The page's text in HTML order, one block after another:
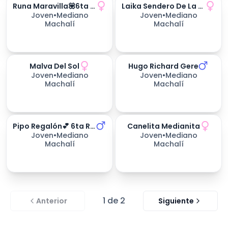
Runa Maravilla💟6ta Región
Joven•Mediano
Machalí
169días esperando Laika Sendero De La Vida
Joven•Mediano
Machalí
días esperando
Malva Del Sol
Joven•Mediano
Machalí
233días esperando
Hugo Richard Gere
Joven•Mediano
Machalí
Pipo Regalón💕 6ta Región
Joven•Mediano
Machalí
253días esperando
Canelita Medianita
Joven•Mediano
Machalí
Anterior 1 de 2 Siguiente